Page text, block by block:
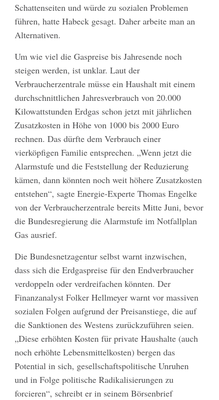
Schattenseiten und würde zu sozialen Problemen
führen, hatte Habeck gesagt. Daher arbeite man an
Alternativen.
Um wie viel die Gaspreise bis Jahresende noch
steigen werden, ist unklar. Laut der
Verbraucherzentrale müsse ein Haushalt mit einem
durchschnittlichen Jahresverbrauch von 20.000
Kilowattstunden Erdgas schon jetzt mit jährlichen
Zusatzkosten in Höhe von 1000 bis 2000 Euro
rechnen. Das dürfte dem Verbrauch einer
vierköpfigen Familie entsprechen. „Wenn jetzt die
Alarmstufe und die Feststellung der Reduzierung
kämen, dann könnten noch weit höhere Zusatzkosten
entstehen“, sagte Energie-Experte Thomas Engelke
von der Verbraucherzentrale bereits Mitte Juni, bevor
die Bundesregierung die Alarmstufe im Notfallplan
Gas ausrief.
Die Bundesnetzagentur selbst warnt inzwischen,
dass sich die Erdgaspreise für den Endverbraucher
verdoppeln oder verdreifachen könnten. Der
Finanzanalyst Folker Hellmeyer warnt vor massiven
sozialen Folgen aufgrund der Preisanstiege, die auf
die Sanktionen des Westens zurückzuführen seien.
„Diese erhöhten Kosten für private Haushalte (auch
noch erhöhte Lebensmittelkosten) bergen das
Potential in sich, gesellschaftspolitische Unruhen
und in Folge politische Radikalisierungen zu
forcieren“, schreibt er in seinem Börsenbrief